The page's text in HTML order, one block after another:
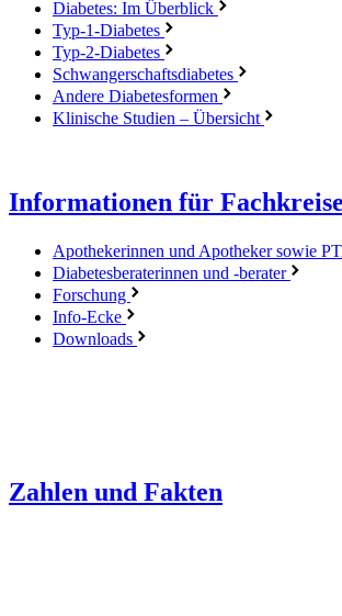
Diabetes: Im Überblick
Typ-1-Diabetes
Typ-2-Diabetes
Schwangerschaftsdiabetes
Andere Diabetesformen
Klinische Studien – Übersicht
Informationen für Fachkreise
Apothekerinnen und Apotheker sowie
Diabetesberaterinnen und -berater
Forschung
Info-Ecke
Downloads
Zahlen und Fakten